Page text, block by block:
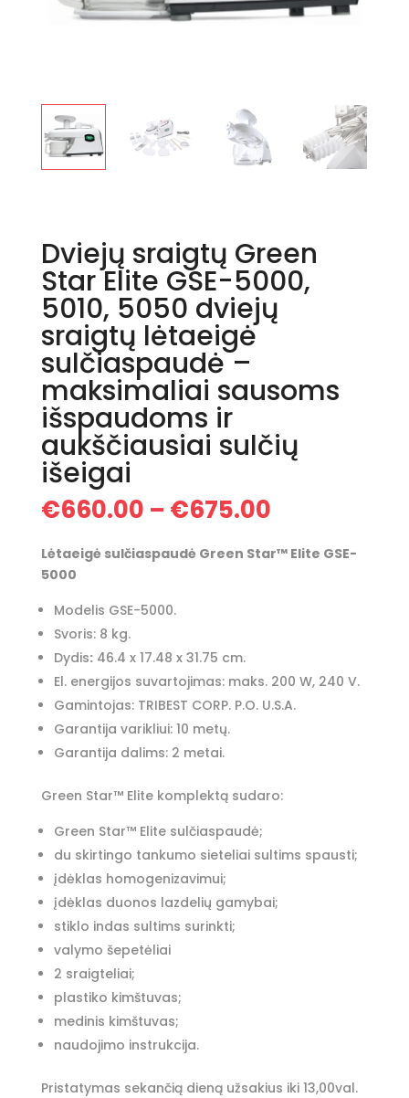
Dviejų sraigtų Green
Star Elite GSE-5000,
5010, 5050 dviejų
sraigtų lėtaeigė
sulčiaspaudė –
maksimaliai sausoms
išspaudoms ir
aukščiausiai sulčių
išeigai
€660.00 – €675.00Price
€660.00
Lėtaeigė sulčiaspaudė Green Star™ Elite GSE-
5000
Modelis GSE-5000.
Svoris: 8 kg.
Dydis:46.4 x 17.48 x 31.75 cm.
El. energijos suvartojimas: maks. 200 W, 240 V.
Gamintojas: TRIBEST CORP. P.O. U.S.A.
Garantija varikliui: 10 metų.
Garantija dalims: 2 metai.
Green Star™ Elite komplektą sudaro:
Green Star™ Elite sulčiaspaudė;
du skirtingo tankumo sieteliai sultims spausti;
įdėklas homogenizavimui;
įdėklas duonos lazdelių gamybai;
stiklo indas sultims surinkti;
valymo šepetėliai
2 sraigteliai;
plastiko kimštuvas;
medinis kimštuvas;
naudojimo instrukcija.
Pristatymas sekančią dieną užsakius iki 13,00val.